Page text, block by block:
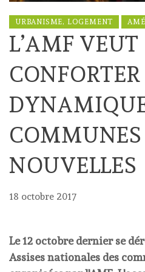
URBANISME, LOGEMENT
L’AMF VEUT
COMMUNES
NOUVELLES
18 octobre 2017
Le 12 octobre dernier se
Assises nationales des